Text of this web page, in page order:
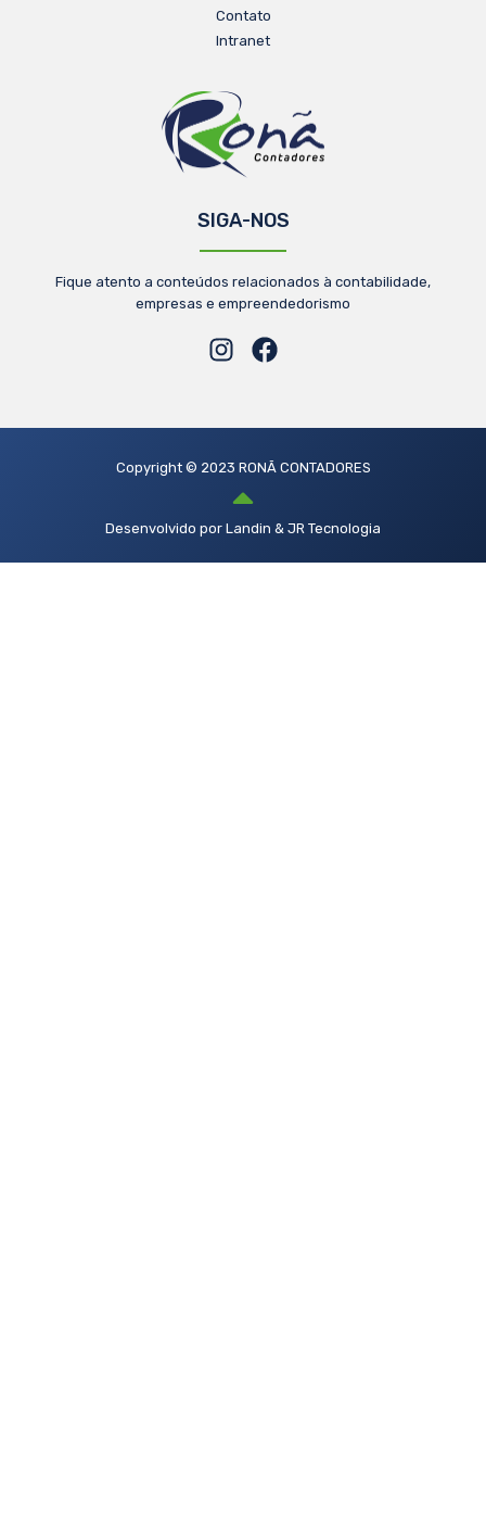
Contato
Intranet
SIGA-NOS
Fique atento a conteúdos relacionados à contabilidade,
empresas e empreendedorismo
Copyright © 2023 RONÃ CONTADORES
Desenvolvido por Landin & JR Tecnologia